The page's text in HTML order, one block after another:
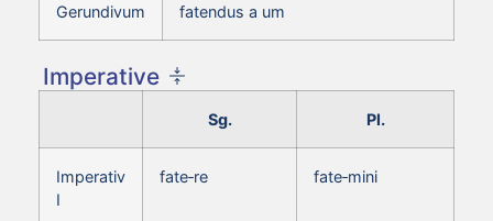
Gerundivum fatendus a um
Imperative
Sg. Pl.
Imperativ
I
fate‑re fate‑mini